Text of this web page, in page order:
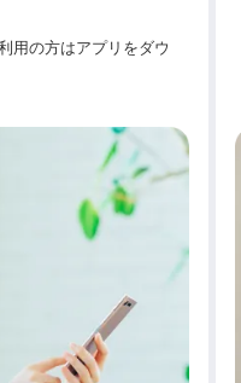
用の方はアプリをダウ